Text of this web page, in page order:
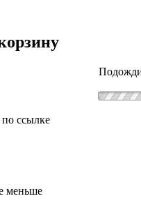
ссылке
меньше